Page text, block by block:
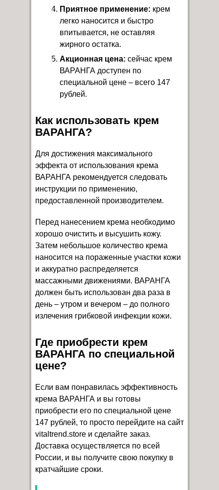
Приятное применение: крем
легко наносится и быстро
впитывается, не оставляя
жирного остатка.
Акционная цена: сейчас крем
ВАРАНГА доступен по
специальной цене – всего 147
рублей.
Как использовать крем
ВАРАНГА?
Для достижения максимального
эффекта от использования крема
ВАРАНГА рекомендуется следовать
инструкции по применению,
предоставленной производителем.
Перед нанесением крема необходимо
хорошо очистить и высушить кожу.
Затем небольшое количество крема
наносится на пораженные участки кожи
и аккуратно распределяется
массажными движениями. ВАРАНГА
должен быть использован два раза в
день – утром и вечером – до полного
излечения грибковой инфекции кожи.
Где приобрести крем
ВАРАНГА по специальной
цене?
Если вам понравилась эффективность
крема ВАРАНГА и вы готовы
приобрести его по специальной цене
147 рублей, то просто перейдите на сайт
vitaltrend.store и сделайте заказ.
Доставка осуществляется по всей
России, и вы получите свою покупку в
кратчайшие сроки.